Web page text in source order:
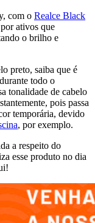
com o Realce Black
ativos que
o brilho e
preto, saiba que é
todo o
tonalidade de cabelo
pois passa
temporária, devido
, por exemplo.
a respeito do
esse produto no dia